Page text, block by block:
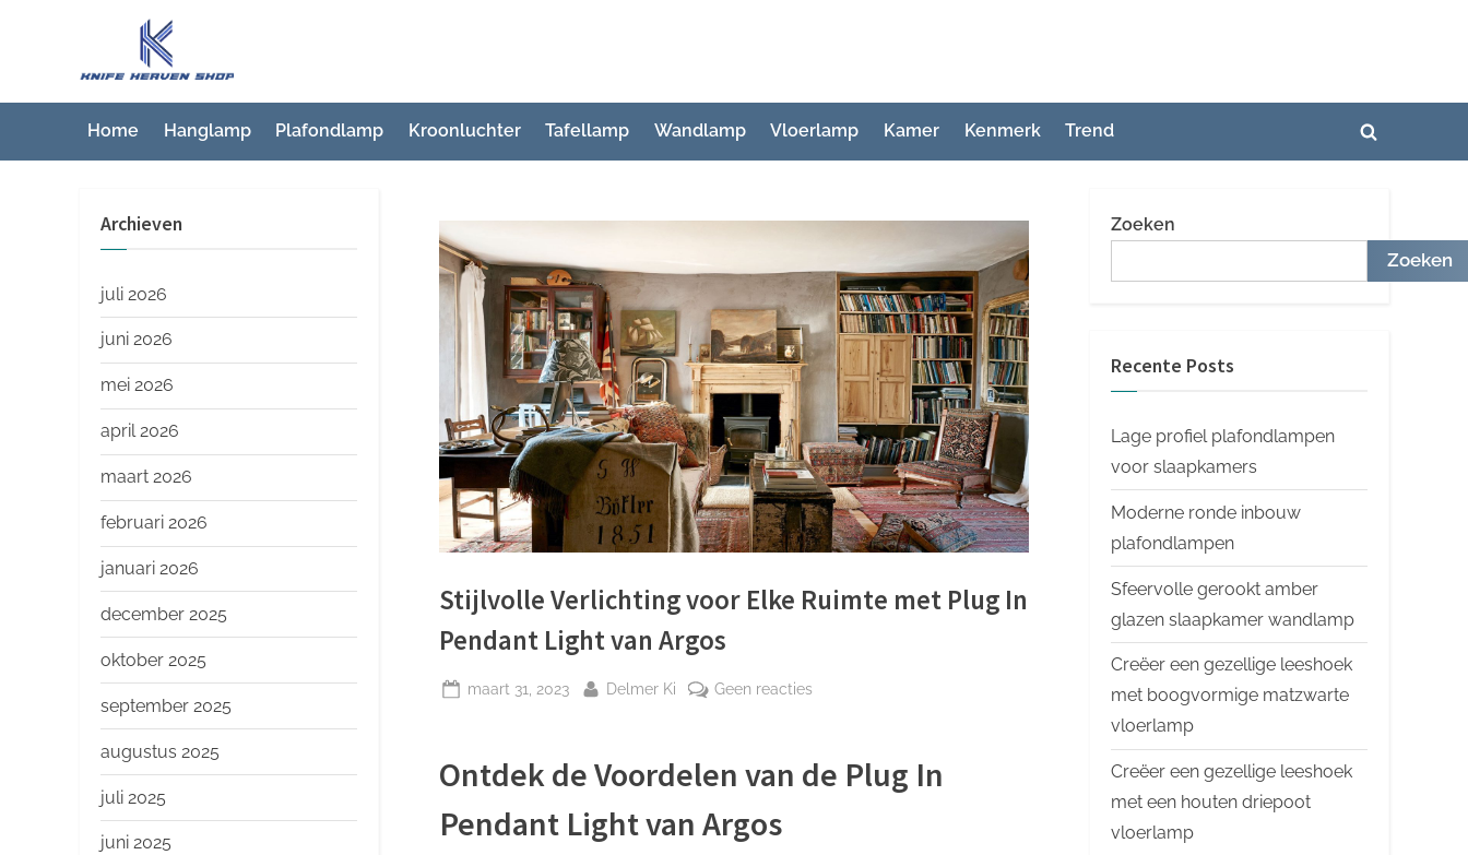
inhoud
K
n
i
f
e
h
Home Hanglamp Plafondlamp Kroonluchter Tafellamp Wandlamp Vloerlamp Kamer Kenmerk Trend
Toggle
Stijlvolle Verlichting voor Elke Ruimte met Plug In
Pendant Light van Argos
Geplaatst
maart 31, 2023 Door
Delmer Ki Geen reacties
voor
Ontdek de Voordelen van de Plug In
Pendant Light van Argos
Archieven
juli 2026
juni 2026
mei 2026
april 2026
maart 2026
februari 2026
januari 2026
december 2025
oktober 2025
september 2025
augustus 2025
juli 2025
juni 2025
Zoeken
Zoeken
Recente Posts
Lage profiel plafondlampen
voor slaapkamers
Moderne ronde inbouw
plafondlampen
Sfeervolle gerookt amber
glazen slaapkamer wandlamp
Creëer een gezellige leeshoek
met boogvormige matzwarte
vloerlamp
Creëer een gezellige leeshoek
met een houten driepoot
vloerlamp